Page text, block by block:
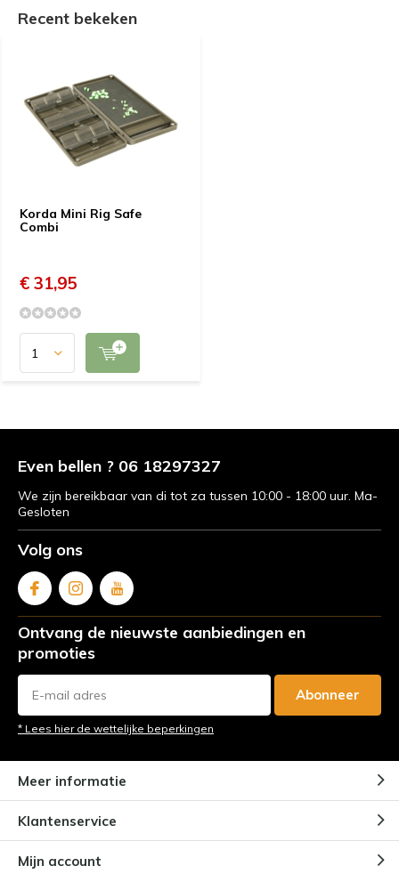
Recent bekeken
Korda Mini Rig Safe
Combi
€ 31,95
Even bellen ? 06 18297327
We zijn bereikbaar van di tot za tussen 10:00 - 18:00 uur. Ma-
Gesloten
Volg ons
Ontvang de nieuwste aanbiedingen en
promoties
Abonneer
* Lees hier de wettelijke beperkingen
Meer informatie
Klantenservice
Mijn account